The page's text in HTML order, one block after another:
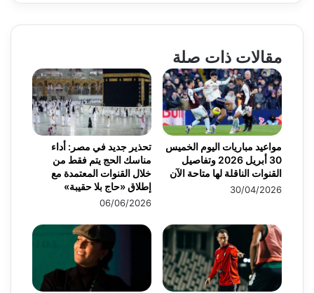
مقالات ذات صلة
تحذير جديد في مصر: أداء
مناسك الحج يتم فقط من
خلال القنوات المعتمدة مع
إطلاق «حاج بلا حقيبة»
06/06/2026
مواعيد مباريات اليوم الخميس
30 أبريل 2026 وتفاصيل
القنوات الناقلة لها متاحة الآن
30/04/2026